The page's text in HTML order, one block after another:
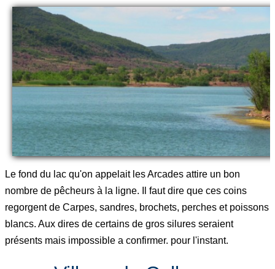
Le fond du lac qu'on appelait les Arcades attire un bon
nombre de pêcheurs à la ligne. Il faut dire que ces coins
regorgent de Carpes, sandres, brochets, perches et poissons
blancs. Aux dires de certains de gros silures seraient
présents mais impossible a confirmer. pour l'instant.